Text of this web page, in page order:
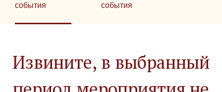
события
события
Извините, в выбранный